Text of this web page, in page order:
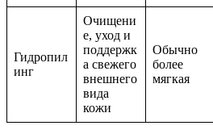
Гидропил
инг
Очищени
е, уход и
поддержк
а свежего
внешнего
вида
кожи
Обычно
более
мягкая